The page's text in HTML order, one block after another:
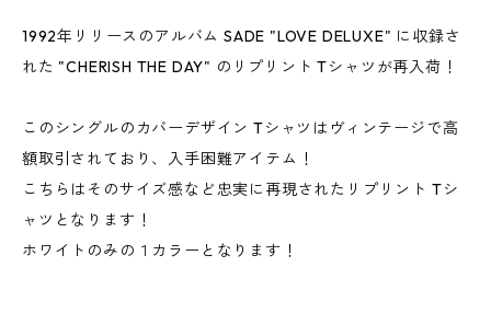
1992年リリースのアルバム SADE "LOVE DELUXE" に収録さ
れた "CHERISH THE DAY" のリプリント Tシャツが再入荷！
このシングルのカバーデザイン Tシャツはヴィンテージで高
額取引されており、入手困難アイテム！
こちらはそのサイズ感など忠実に再現されたリプリント Tシ
ャツとなります！
ホワイトのみの１カラーとなります！